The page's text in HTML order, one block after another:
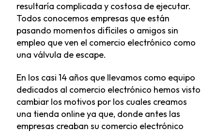
resultaría complicada y costosa de ejecutar.
Todos conocemos empresas que están
pasando momentos difíciles o amigos sin
empleo que ven el comercio electrónico como
una válvula de escape.
En los casi 14 años que llevamos como equipo
dedicados al comercio electrónico hemos visto
cambiar los motivos por los cuales creamos
una tienda online ya que, donde antes las
empresas creaban su comercio electrónico